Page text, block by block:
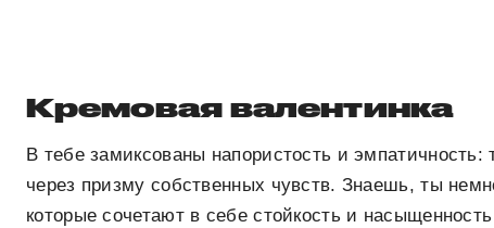
Кремовая валентинка
В тебе замиксованы напористость и
через призму собственных чувств. Знаешь, ты
которые сочетают в себе стойкость и